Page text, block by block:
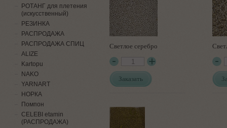
Светлое серебро
Заказать
РОТАНГ для плетения
(искусственный)
PЕЗИНКА
РАСПРОДАЖА
РАСПРОДАЖА СПИЦ
ALIZE
Kartopu
NAKO
YARNART
НОРКА
Помпон
СELEBI etamin
(РАСПРОДАЖА)